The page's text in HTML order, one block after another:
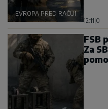
EVROPA PRED RAČUNOM
12:11 0
FSB
Za